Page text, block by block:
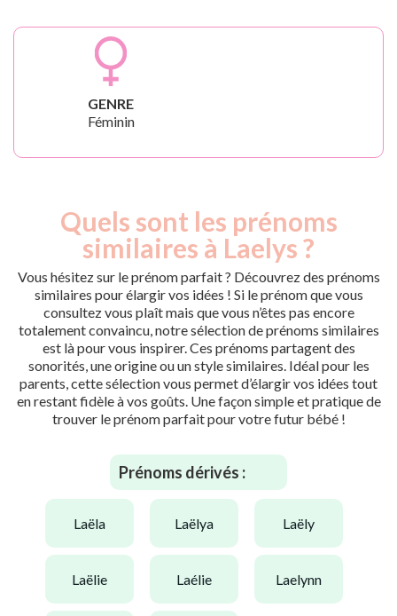
GENRE
Féminin
Quels sont les prénoms
similaires à Laelys ?
Vous hésitez sur le prénom parfait ? Découvrez des prénoms
similaires pour élargir vos idées ! Si le prénom que vous
consultez vous plaît mais que vous n’êtes pas encore
totalement convaincu, notre sélection de prénoms similaires
est là pour vous inspirer. Ces prénoms partagent des
sonorités, une origine ou un style similaires. Idéal pour les
parents, cette sélection vous permet d’élargir vos idées tout
en restant fidèle à vos goûts. Une façon simple et pratique de
trouver le prénom parfait pour votre futur bébé !
Prénoms dérivés :
laëla laëlya laëly
laëlie laélie laelynn